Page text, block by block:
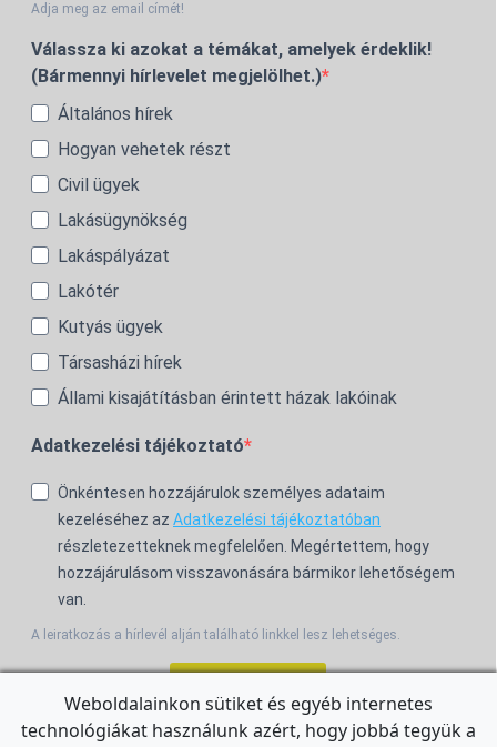
Adja meg az email címét!
Válassza ki azokat a témákat, amelyek érdeklik!
(Bármennyi hírlevelet megjelölhet.)
Általános hírek
Hogyan vehetek részt
Civil ügyek
Lakásügynökség
Lakáspályázat
Lakótér
Kutyás ügyek
Társasházi hírek
Állami kisajátításban érintett házak lakóinak
Adatkezelési tájékoztató
Önkéntesen hozzájárulok személyes adataim
kezeléséhez az Adatkezelési tájékoztatóban
részletezetteknek megfelelően. Megértettem, hogy
hozzájárulásom visszavonására bármikor lehetőségem
van.
A leiratkozás a hírlevél alján található linkkel lesz lehetséges.
Weboldalainkon sütiket és egyéb internetes
technológiákat használunk azért, hogy jobbá tegyük a